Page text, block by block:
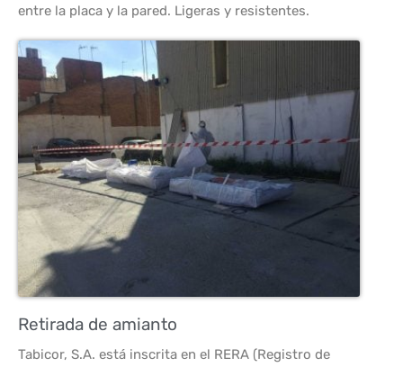
entre la placa y la pared. Ligeras y resistentes.
Retirada de amianto
Tabicor, S.A. está inscrita en el RERA (Registro de